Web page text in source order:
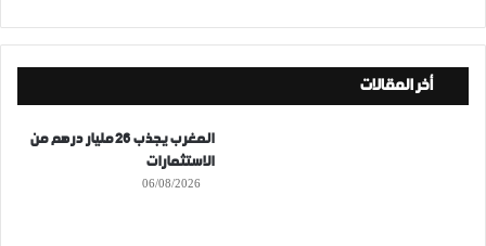
أخر المقالات
المغرب يجذب 26 مليار درهم من
الاستثمارات
06/08/2026